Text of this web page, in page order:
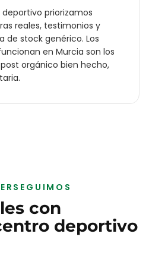
priorizamos
reales, testimonios y
de stock genérico. Los
en Murcia son los
orgánico bien hecho,
con
deportivo